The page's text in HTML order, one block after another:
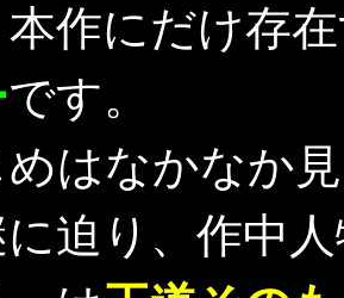
作にだけ存
です。
はなかなか
迫り、作中